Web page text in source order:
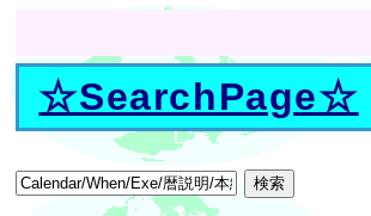
☆SearchPage☆